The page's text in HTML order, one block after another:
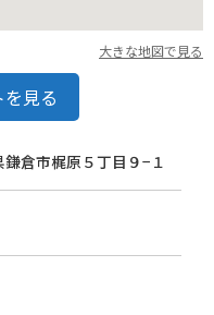
大きな地図で見る
見る
倉市梶原５丁目９−１